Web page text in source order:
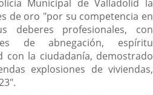
Municipal de Valladolid la
de oro "por su competencia en
deberes profesionales, con
de abnegación, espíritu
con la ciudadanía, demostrado
explosiones de viviendas,